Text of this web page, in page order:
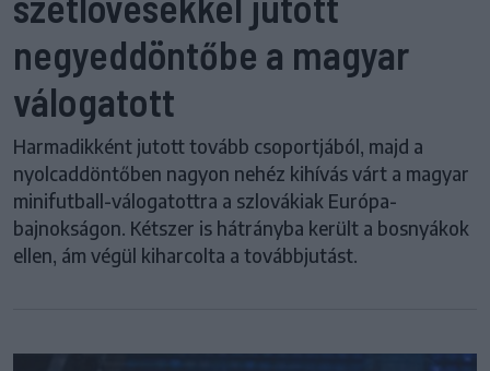
negyeddöntőbe a magyar
válogatott
Harmadikként jutott tovább csoportjából, majd a
nyolcaddöntőben nagyon nehéz kihívás várt a magyar
minifutball-válogatottra a szlovákiak Európa-
bajnokságon. Kétszer is hátrányba került a bosnyákok
ellen, ám végül kiharcolta a továbbjutást.